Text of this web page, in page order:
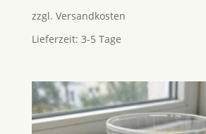
zzgl. Versandkosten
Lieferzeit: 3-5 Tage